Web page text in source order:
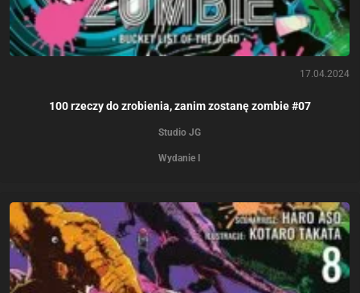
17.04.2024
100 rzeczy do zrobienia, zanim zostanę zombie #07
Studio JG
Wydanie I